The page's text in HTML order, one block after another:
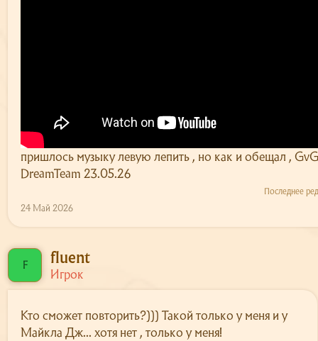
пришлось музыку левую лепить , но как и обещал ,
DreamTeam 23.05.26
Последнее
24 Май 2026
F fluent
Игрок
Кто сможет повторить?))) Такой только у меня и у
Майкла Дж... хотя нет , только у меня!